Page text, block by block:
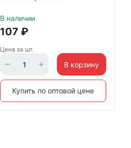
В наличии
107 ₽
Цена за шт.
В корзину
Купить по оптовой цене